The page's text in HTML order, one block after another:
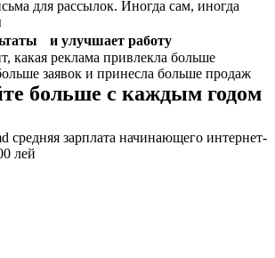
для рассылок. Иногда сам, иногда
и улучшает работу
какая реклама привлекла больше
заявок и принесла больше продаж
больше с каждым годом
средняя зарплата начинающего интернет-
лей